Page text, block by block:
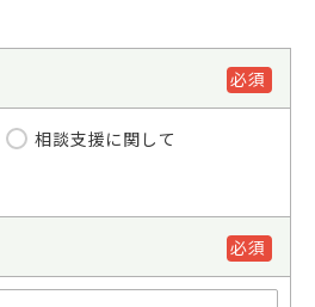
必須
相談支援に関して
必須